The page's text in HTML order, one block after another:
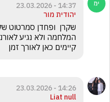
14:37 - 23.03.2026
יהודית מור
קיימים כאן לאורך זמן
14:26 - 23.03.2026
Liat null